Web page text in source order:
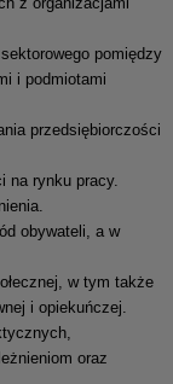
pomiędzy
i podmiotami
przedsiębiorczości
na rynku pracy.
obywateli, a w
w tym także
i opiekuńczej.
oraz